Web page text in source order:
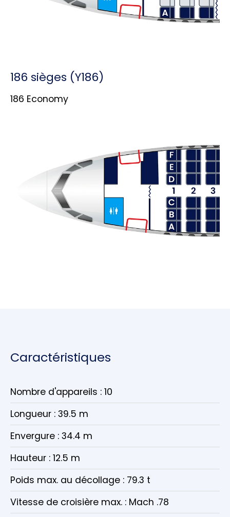
186 sièges (Y186)
186 Economy
Caractéristiques
Nombre d'appareils : 10
Longueur : 39.5 m
Envergure : 34.4 m
Hauteur : 12.5 m
Poids max. au décollage : 79.3 t
Vitesse de croisière max. : Mach .78